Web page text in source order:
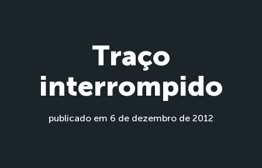
Traço
interrompido
publicado em 6 de dezembro de 2012